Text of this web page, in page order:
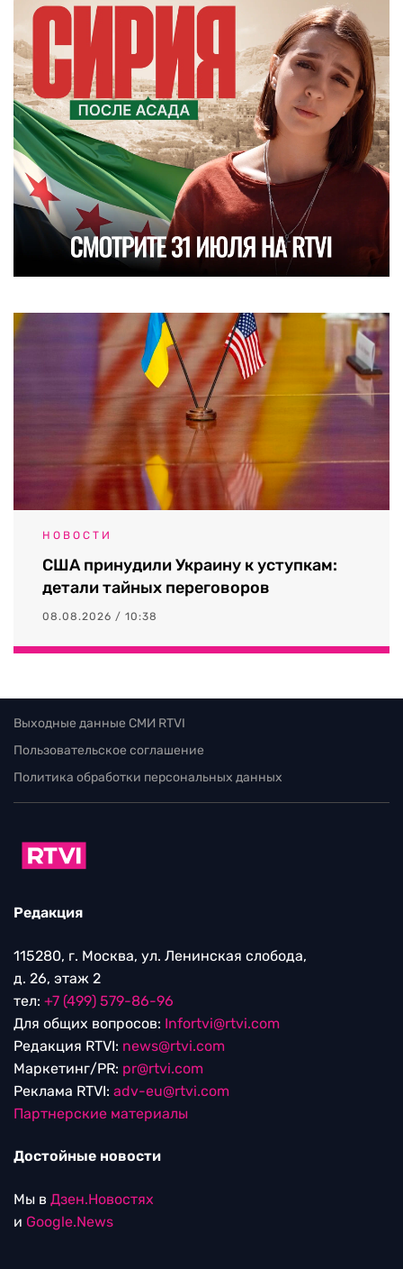
НОВОСТИ
США принудили Украину к уступкам:
детали тайных переговоров
08.08.2026 / 10:38
Выходные данные СМИ RTVI
Пользовательское соглашение
Политика обработки персональных данных
Редакция
115280, г. Москва, ул. Ленинская слобода,
д. 26, этаж 2
тел: +7 (499) 579-86-96
Для общих вопросов: Infortvi@rtvi.com
Редакция RTVI: news@rtvi.com
Маркетинг/PR: pr@rtvi.com
Реклама RTVI: adv-eu@rtvi.com
Партнерские материалы
Достойные новости
Мы в Дзен.Новостях
и Google.News